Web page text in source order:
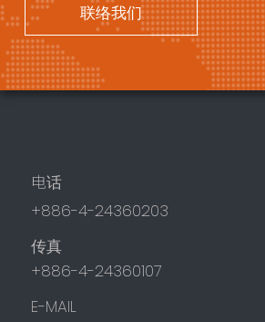
联络我们
电话
+886-4-24360203
传真
+886-4-24360107
E-MAIL